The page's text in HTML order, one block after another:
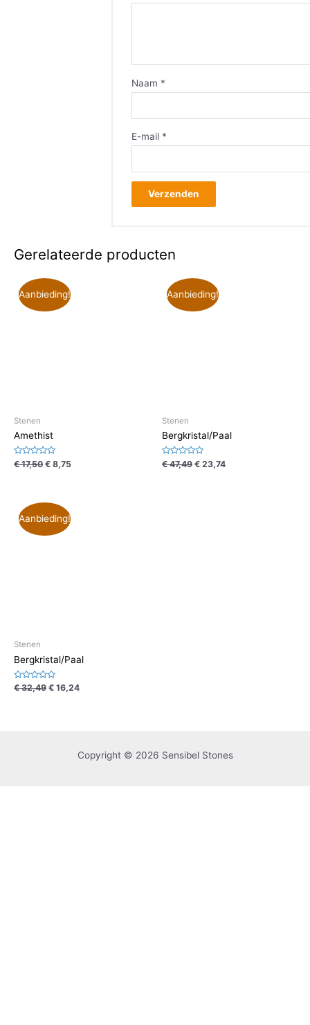
Naam *
E-mail *
Gerelateerde producten
Aanbieding!
Stenen
Amethist
Waardering
0
€17,50 € 8,75
Aanbieding!
Stenen
Bergkristal/Paal
Waardering
0
€47,49 € 23,74
Aanbieding!
Stenen
Bergkristal/Paal
Waardering
€32,49 € 16,24
Copyright © 2026 Sensibel Stones